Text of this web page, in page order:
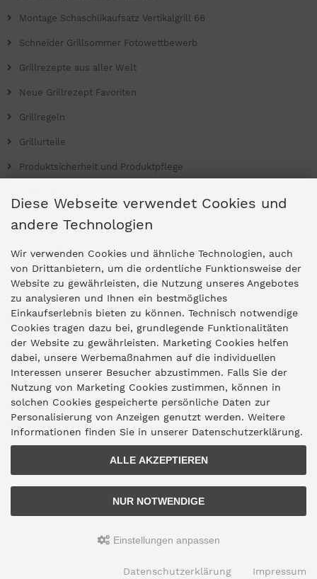
Montage Schaschlikaufsatz Vertikalgrill 66
Schneider Grillsommer Fotowettbewerb
Grillrezepte aus aller Welt
Neue Grillrezept Favoriten
Grillregeln
Grillurteile
Produktsicherheit und Produktpflege
Ladengeschäfte
Zentrale Idar-Oberstein
Partner-Stores
"Deko 409" Bernkastel-Kues
Widerruf
Vertrag widerrufen
*Lieferzeitangaben gelten für den Versand innerhalb Deutschlands.
Preise entsprechen dem bisherigen Preis bei Schneider Grillgeräte aus Idar-
Oberstein.
ified eCommerce Shopsoftware
Diese Webseite verwendet Cookies und
andere Technologien
Wir verwenden Cookies und ähnliche Technologien, auch
von Drittanbietern, um die ordentliche Funktionsweise der
Website zu gewährleisten, die Nutzung unseres Angebotes
zu analysieren und Ihnen ein bestmögliches
Einkaufserlebnis bieten zu können. Technisch notwendige
Cookies tragen dazu bei, grundlegende Funktionalitäten
der Website zu gewährleisten. Marketing Cookies helfen
dabei, unsere Werbemaßnahmen auf die individuellen
Interessen unserer Besucher abzustimmen. Falls Sie der
Nutzung von Marketing Cookies zustimmen, können in
solchen Cookies gespeicherte persönliche Daten zur
Personalisierung von Anzeigen genutzt werden. Weitere
Informationen finden Sie in unserer Datenschutzerklärung.
ALLE AKZEPTIEREN
NUR NOTWENDIGE
Einstellungen anpassen
Datenschutzerklärung Impressum